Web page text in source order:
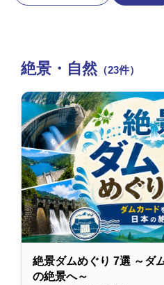
絶景・自然（23件）
絶景ダムめぐり 7選 ～ダ
の絶景へ～